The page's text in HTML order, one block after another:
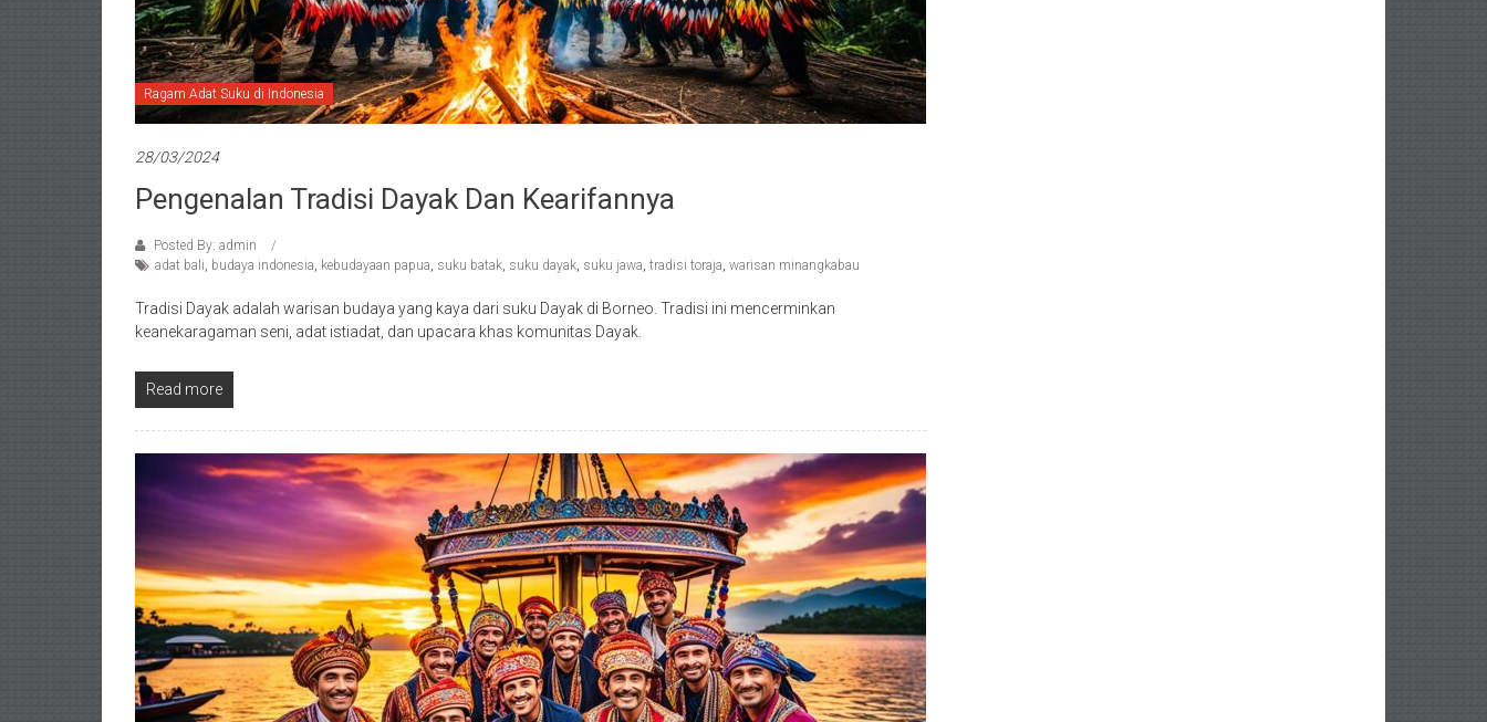
Ragam Adat Suku di Indonesia
28/03/2024
Pengenalan Tradisi Dayak Dan Kearifannya
Posted By: admin
adat bali, budaya indonesia, kebudayaan papua, suku batak, suku dayak, suku jawa, tradisi toraja, warisan minangkabau
Tradisi Dayak adalah warisan budaya yang kaya dari suku Dayak di Borneo. Tradisi ini mencerminkan
keanekaragaman seni, adat istiadat, dan upacara khas komunitas Dayak.
Read more